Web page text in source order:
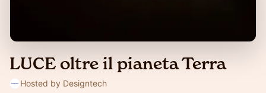
LUCE oltre il pianeta Terra
Hosted by Designtech